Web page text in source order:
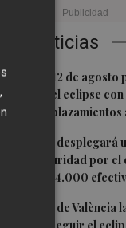
Noticias
el 12 de agosto
por el eclipse con
de desplazamientos
Civil desplegará
de seguridad por el
más de 24.000
de València